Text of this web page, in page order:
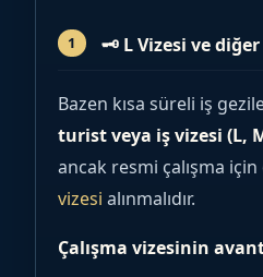
🗝 L Vizesi ve
Bazen kısa süreli iş
turist veya iş vizesi (L,
ancak resmi çalışma
vizesi alınmalıdır.
Çalışma vizesinin